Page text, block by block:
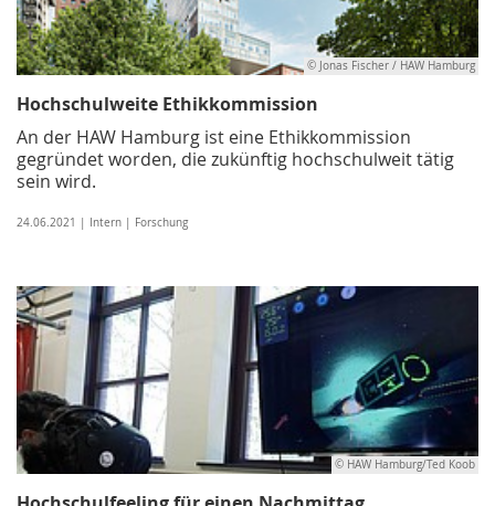
© Jonas Fischer / HAW Hamburg
Hochschulweite Ethikkommission
An der HAW Hamburg ist eine Ethikkommission
gegründet worden, die zukünftig hochschulweit tätig
sein wird.
24.06.2021 | Intern | Forschung
© HAW Hamburg/Ted Koob